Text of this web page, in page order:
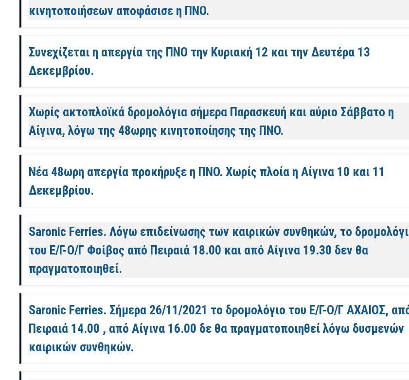
κινητοποιήσεων αποφάσισε η ΠΝΟ.
Συνεχίζεται η απεργία της ΠΝΟ την Κυριακή 12 και την Δευτέρα 13
Δεκεμβρίου.
Χωρίς ακτοπλοϊκά δρομολόγια σήμερα Παρασκευή και αύριο Σάββατο η
Αίγινα, λόγω της 48ωρης κινητοποίησης της ΠΝΟ.
Νέα 48ωρη απεργία προκήρυξε η ΠΝΟ. Χωρίς πλοία η Αίγινα 10 και 11
Δεκεμβρίου.
Saronic Ferries. Λόγω επιδείνωσης των καιρικών συνθηκών, το
του Ε/Γ-Ο/Γ Φοίβος από Πειραιά 18.00 και από Αίγινα 19.30 δεν θα
πραγματοποιηθεί.
Saronic Ferries. Σήμερα 26/11/2021 το δρομολόγιο του Ε/Γ-Ο/Γ ΑΧΑΙΟΣ,
Πειραιά 14.00 , από Αίγινα 16.00 δε θα πραγματοποιηθεί λόγω δυσμενών
καιρικών συνθηκών.